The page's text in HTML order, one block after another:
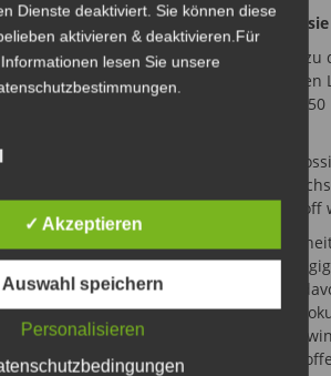
Kunststoffe und warum werden
heute aus dem Alltag nicht mehr weg
in nahezu allen Bereichen des
gestiegen – auf ein Niveau von etwa
Teil dieser Kunststoffe basiert auf
Prozesse regenieren. Auf
Biooplastik oder biobasierter
wird jedoch nicht immer
Auswahl der beschriebenen
mit Erdölanteilen, wie z.B. PET. Einige
Rohstoffen hergestellt werden. Für
Zuckerrohr, Zuckerrüben oder Hölzern
Ökologie (mit Anbau der
Dienste deaktiviert. Sie können diese
aktivieren & deaktivieren.Für
lesen Sie unsere
✓ Akzeptieren
Auswahl speichern
Personalisieren